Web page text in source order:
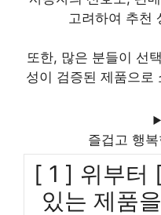
고려하여 추천
또한, 많은 분들이 선
성이 검증된 제품으로
즐겁고 행
[ 1 ] 위부터
있는 제품